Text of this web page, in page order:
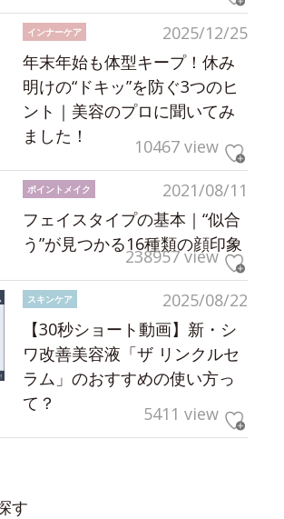
2025/12/25
インナーケア
年末年始も体型キープ！休み
明けの“ドキッ”を防ぐ3つのヒ
ント｜美容のプロに聞いてみ
ました！
10467 view
2021/08/11
ポイントメイク
フェイスタイプの基本｜“似合
う”が見つかる16種類の顔印象
238957 view
2025/08/22
スキンケア
【30秒ショート動画】新・シ
ワ改善美容液「ザ リンクルセ
ラム」のおすすめの使い方っ
て？
5411 view
す